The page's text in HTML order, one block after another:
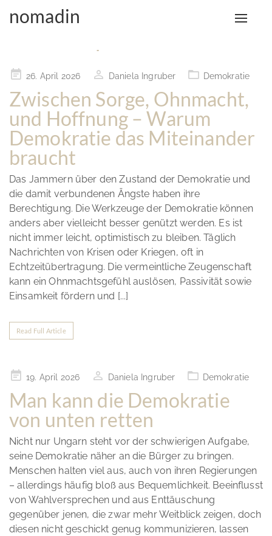
nomadin
Toggle
Posted26. April 2026 Daniela Ingruber Demokratie
Zwischen Sorge, Ohnmacht,
und Hoffnung – Warum
Demokratie das Miteinander
braucht
Das Jammern über den Zustand der Demokratie und
die damit verbundenen Ängste haben ihre
Berechtigung. Die Werkzeuge der Demokratie können
anders aber vielleicht besser genützt werden. Es ist
nicht immer leicht, optimistisch zu bleiben. Täglich
Nachrichten von Krisen oder Kriegen, oft in
Echtzeitübertragung. Die vermeintliche Zeugenschaft
kann ein Ohnmachtsgefühl auslösen, Passivität sowie
Einsamkeit fördern und [...]
Read Full Article
Posted19. April 2026 Daniela Ingruber Demokratie
Man kann die Demokratie
von unten retten
Nicht nur Ungarn steht vor der schwierigen Aufgabe,
seine Demokratie näher an die Bürger zu bringen.
Menschen halten viel aus, auch von ihren Regierungen
– allerdings häufig bloß aus Bequemlichkeit. Beeinflusst
von Wahlversprechen und aus Enttäuschung
gegenüber jenen, die zwar mehr Weitblick zeigen, doch
diesen nicht geschickt genug kommunizieren, lassen